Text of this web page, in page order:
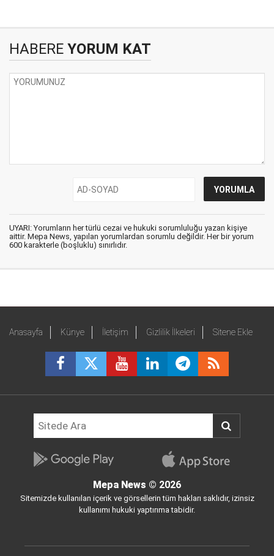
HABERE YORUM KAT
UYARI: Yorumların her türlü cezai ve hukuki sorumluluğu yazan kişiye
aittir. Mepa News, yapılan yorumlardan sorumlu değildir. Her bir yorum
600 karakterle (boşluklu) sınırlıdır.
Anasayfa Künye İletişim Gizlilik İlkeleri Sitene Ekle
Mepa News © 2026
Sitemizde kullanılan içerik ve görsellerin tüm hakları saklıdır, izinsiz
kullanımı hukuki yaptırıma tabidir.